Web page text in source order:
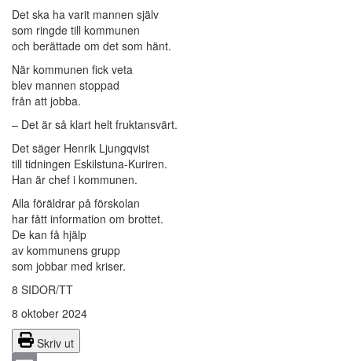
Det ska ha varit mannen själv
som ringde till kommunen
och berättade om det som hänt.
När kommunen fick veta
blev mannen stoppad
från att jobba.
– Det är så klart helt fruktansvärt.
Det säger Henrik Ljungqvist
till tidningen Eskilstuna-Kuriren.
Han är chef i kommunen.
Alla föräldrar på förskolan
har fått information om brottet.
De kan få hjälp
av kommunens grupp
som jobbar med kriser.
8 SIDOR/TT
8 oktober 2024
Skriv ut